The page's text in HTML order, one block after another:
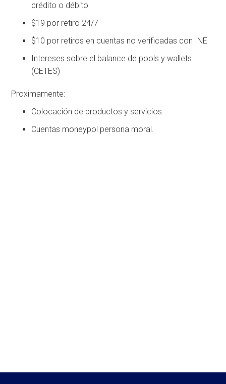
crédito o débito
$19 por retiro 24/7
$10 por retiros en cuentas no verificadas con INE
Intereses sobre el balance de pools y wallets
(CETES)
Proximamente:
Colocación de productos y servicios.
Cuentas moneypol persona moral.